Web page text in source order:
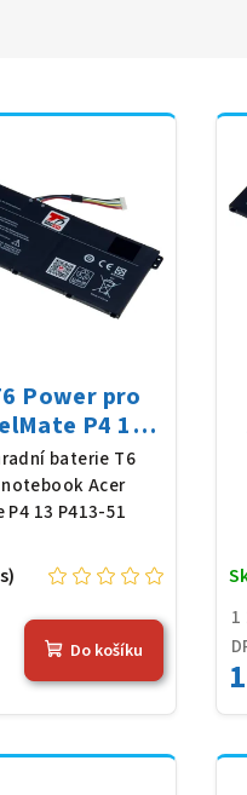
Power pro
P4 13
Poly, 11,61 V,
(54,36 Wh),
baterie T6
Acer
P4 13 P413-51
Do košíku
1